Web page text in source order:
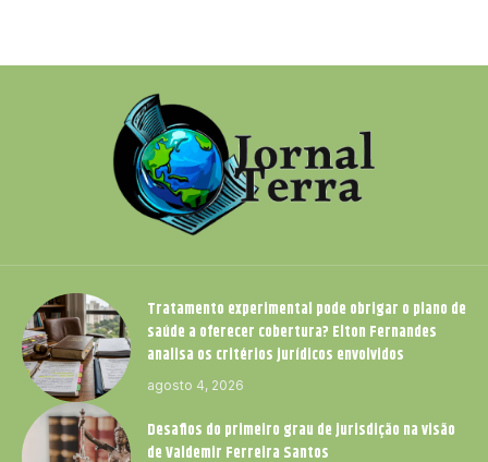
Tratamento experimental pode obrigar o plano de
saúde a oferecer cobertura? Elton Fernandes
analisa os critérios jurídicos envolvidos
agosto 4, 2026
Desafios do primeiro grau de jurisdição na visão
de Valdemir Ferreira Santos